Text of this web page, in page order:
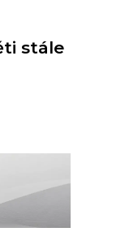
stále